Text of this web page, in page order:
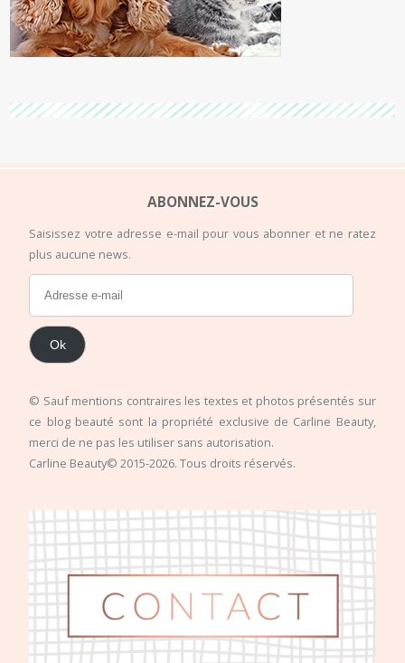
ABONNEZ-VOUS
Saisissez votre adresse e-mail pour vous abonner et ne ratez
plus aucune news.
Ok
© Sauf mentions contraires les textes et photos présentés sur
ce blog beauté sont la propriété exclusive de Carline Beauty,
merci de ne pas les utiliser sans autorisation.
Carline Beauty© 2015-2026. Tous droits réservés.